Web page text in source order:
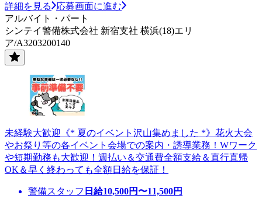
詳細を見る
応募画面に進む
アルバイト・パート
シンテイ警備株式会社 新宿支社 横浜(18)エリ
ア/A3203200140
未経験大歓迎《* 夏のイベント沢山集めました *》花火大会
やお祭り等の各イベント会場での案内・誘導業務！Wワーク
や短期勤務も大歓迎！週払い＆交通費全額支給＆直行直帰
OK＆早く終わっても全額日給を保証！
警備スタッフ 日給10,500円〜11,500円